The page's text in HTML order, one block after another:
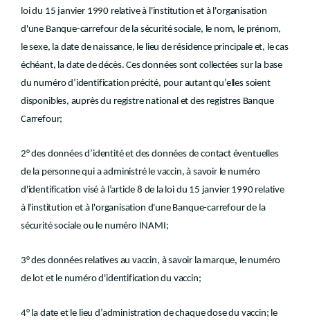
loi du 15 janvier 1990 relative à l'institution et à l'organisation
d'une Banque-carrefour de la sécurité sociale, le nom, le prénom,
le sexe, la date de naissance, le lieu de résidence principale et, le cas
échéant, la date de décès. Ces données sont collectées sur la base
du numéro d’identification précité, pour autant qu’elles soient
disponibles, auprès du registre national et des registres Banque
Carrefour;
2° des données d’identité et des données de contact éventuelles
de la personne qui a administré le vaccin, à savoir le numéro
d'identification visé à l’article 8 de la loi du 15 janvier 1990 relative
à l'institution et à l'organisation d'une Banque-carrefour de la
sécurité sociale ou le numéro INAMI;
3° des données relatives au vaccin, à savoir la marque, le numéro
de lot et le numéro d'identification du vaccin;
4° la date et le lieu d’administration de chaque dose du vaccin; le